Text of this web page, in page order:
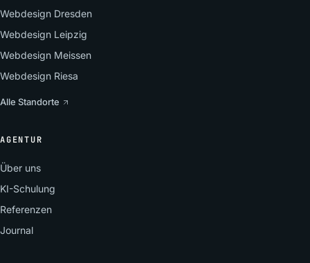
Webdesign Dresden
Webdesign Leipzig
Webdesign Meissen
Webdesign Riesa
Alle Standorte
AGENTUR
Über uns
KI-Schulung
Referenzen
Journal